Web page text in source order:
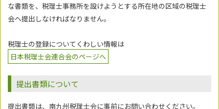
な書類を、税理士事務所を設けようとする所在地の区域の税理士
会へ提出しなければなりません。
税理士の登録についてくわしい情報は
日本税理士会連合会のページへ
提出書類について
提出書類は、南九州税理士会に事前にお問い合わせください。